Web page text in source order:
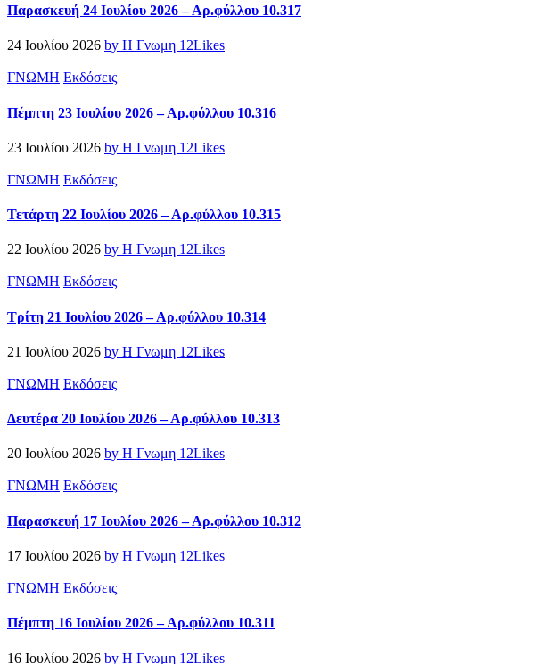
Παρασκευή 24 Ιουλίου 2026 – Αρ.φύλλου 10.317
24 Ιουλίου 2026 by Η Γνωμη 12Likes
ΓΝΩΜΗ Εκδόσεις
Πέμπτη 23 Ιουλίου 2026 – Αρ.φύλλου 10.316
23 Ιουλίου 2026 by Η Γνωμη 12Likes
ΓΝΩΜΗ Εκδόσεις
Τετάρτη 22 Ιουλίου 2026 – Αρ.φύλλου 10.315
22 Ιουλίου 2026 by Η Γνωμη 12Likes
ΓΝΩΜΗ Εκδόσεις
Τρίτη 21 Ιουλίου 2026 – Αρ.φύλλου 10.314
21 Ιουλίου 2026 by Η Γνωμη 12Likes
ΓΝΩΜΗ Εκδόσεις
Δευτέρα 20 Ιουλίου 2026 – Αρ.φύλλου 10.313
20 Ιουλίου 2026 by Η Γνωμη 12Likes
ΓΝΩΜΗ Εκδόσεις
Παρασκευή 17 Ιουλίου 2026 – Αρ.φύλλου 10.312
17 Ιουλίου 2026 by Η Γνωμη 12Likes
ΓΝΩΜΗ Εκδόσεις
Πέμπτη 16 Ιουλίου 2026 – Αρ.φύλλου 10.311
16 Ιουλίου 2026 by Η Γνωμη 12Likes